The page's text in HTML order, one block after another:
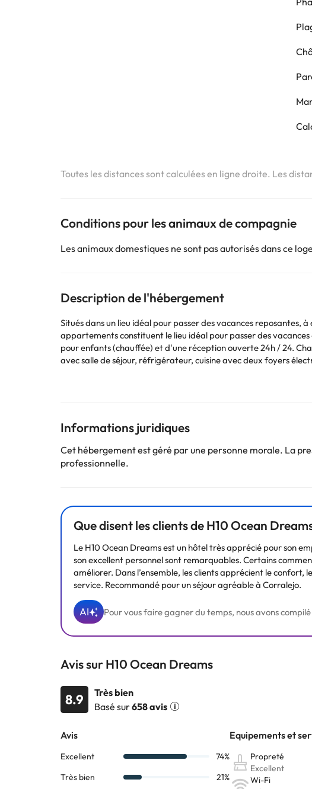
Toutes les distances sont calculées en ligne droite. Les
Conditions pour les animaux de compagnie
Les animaux domestiques ne sont pas autorisés dans ce
Description de l'hébergement
Situés dans un lieu idéal pour passer des vacances reposantes,
appartements constituent le lieu idéal pour passer des
pour enfants (chauffée) et d'une réception ouverte 24h / 24.
avec salle de séjour, réfrigérateur, cuisine avec deux foyers
sont susceptibles d’être modifiées par l’hébergement. Si vous
Informations juridiques
Cet hébergement est géré par une personne morale. La
professionnelle.
Que disent les clients de H10 Ocean
Le H10 Ocean Dreams est un hôtel très apprécié pour son
son excellent personnel sont remarquables. Certains
améliorer. Dans l’ensemble, les clients apprécient le
service. Recommandé pour un séjour agréable à Corralejo.
AI Pour vous faire gagner du temps, nous avons
Avis sur H10 Ocean Dreams
8.9
Très bien
Basé sur658 avis